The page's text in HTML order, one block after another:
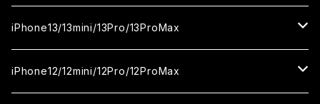
セラミックフィルム
ガラスフィルム
セラミックフィルム
iPhone16Plus
ガラスフィルム
iPhone16ProMax
ガラスフィルム
セラミックフィルム
iPhone15Pro
ガラスフィルム
iPhone15Plus
iPhone14
ガラスフィルム
iPhone14Pro
iPhone13/13mini/13Pro/13ProMax
iPhone13/13Pro
iPhone12/12mini/12Pro/12ProMax